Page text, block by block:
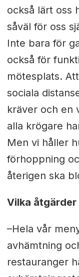
också lärt oss
såväl för oss
Inte bara för
också för
mötesplats.
sociala
kräver och en
alla krögare
Men vi håller
förhoppning
återigen ska
Vilka åtgärder
–Hela vår
avhämtning
restauranger